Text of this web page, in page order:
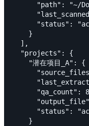
"path": "~/
"status":
    }
  ],
  "projects": {
    "潜在项目_A": {
"qa_count":
"status":
    }